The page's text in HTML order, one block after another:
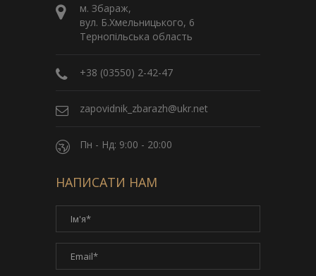
м. Збараж,
вул. Б.Хмельницького, 6
Тернопільська область
+38 (03550) 2-42-47
zapovidnik_zbarazh@ukr.net
Пн - Нд: 9:00 - 20:00
НАПИСАТИ НАМ